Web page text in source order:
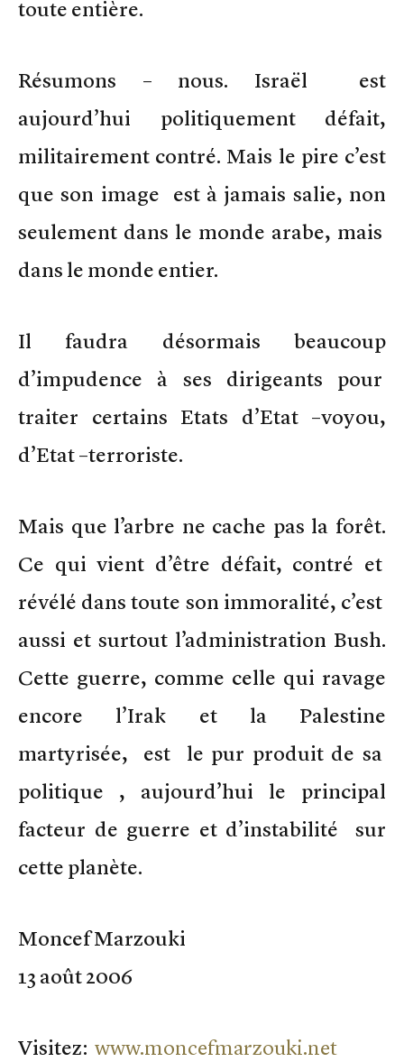
toute entière.
Résumons – nous. Israël est
aujourd’hui politiquement défait,
militairement contré. Mais le pire c’est
que son image est à jamais salie, non
seulement dans le monde arabe, mais
dans le monde entier.
Il faudra désormais beaucoup
d’impudence à ses dirigeants pour
traiter certains Etats d’Etat –voyou,
d’Etat –terroriste.
Mais que l’arbre ne cache pas la forêt.
Ce qui vient d’être défait, contré et
révélé dans toute son immoralité, c’est
aussi et surtout l’administration Bush.
Cette guerre, comme celle qui ravage
encore l’Irak et la Palestine
martyrisée, est le pur produit de sa
politique , aujourd’hui le principal
facteur de guerre et d’instabilité sur
cette planète.
Moncef Marzouki
13 août 2006
Visitez: www.moncefmarzouki.net